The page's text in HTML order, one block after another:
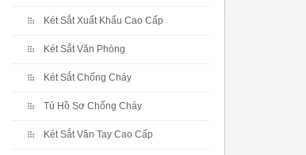
Két Sắt Xuất Khẩu Cao Cấp
Két Sắt Văn Phòng
Két Sắt Chống Cháy
Tủ Hồ Sơ Chống Cháy
Két Sắt Vân Tay Cao Cấp